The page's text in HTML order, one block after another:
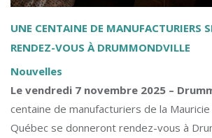
UNE CENTAINE DE MANUFACTURIERS
RENDEZ-VOUS À DRUMMONDVILLE
Nouvelles
Le vendredi 7 novembre 2025 –
centaine de manufacturiers de la
Québec se donneront rendez-vous à